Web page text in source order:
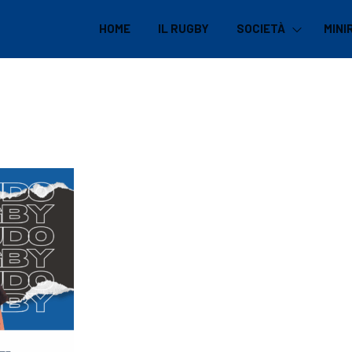
HOME IL RUGBY SOCIETÀ